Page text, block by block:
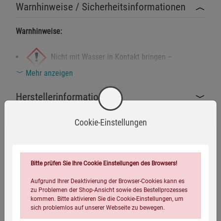
Warnhinweise / Sicherheitsinformationen
Warnhinweise:
Nicht mit Wasser in Kontakt bringen –
Kurzschlussgefahr!
Nicht für Kinder unter 3 Jahren geeignet –
verschluckbare Kleinteile (Kristall, Batteriefachdeckel)!
schützen.
Verwenden Sie ausschließlich AAA-Batterien gemäß
Anleitung (nicht enthalten).
Kerze nicht in der Nähe von Wärmequellen oder offenem
Mehr anzeigen
Herstellerinformationen
4054239014907
Verpackungsgewicht:
260 Gramm
Verpackungsmaße (LxBxH):
10 15,4
Cookie-Einstellungen
Bitte prüfen Sie Ihre Cookie Einstellungen des Browsers!
Aufgrund Ihrer Deaktivierung der Browser-Cookies kann es
zu Problemen der Shop-Ansicht sowie des Bestellprozesses
kommen. Bitte aktivieren Sie die Cookie-Einstellungen, um
sich problemlos auf unserer Webseite zu bewegen.